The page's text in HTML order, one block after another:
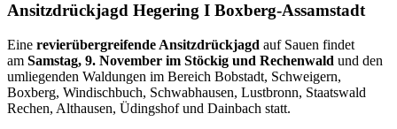
Ansitzdrückjagd Hegering I Boxberg-Assamstadt
Eine revierübergreifende Ansitzdrückjagd auf Sauen findet
am Samstag, 9. November im Stöckig und Rechenwald und den
umliegenden Waldungen im Bereich Bobstadt, Schweigern,
Boxberg, Windischbuch, Schwabhausen, Lustbronn, Staatswald
Rechen, Althausen, Üdingshof und Dainbach statt.